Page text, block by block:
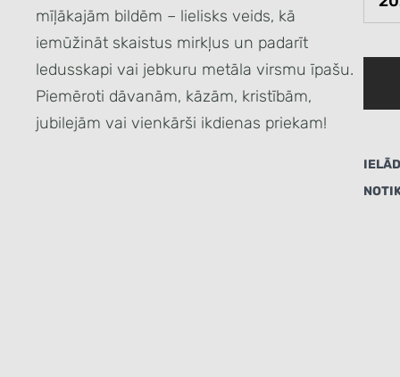
mīļākajām bildēm – lielisks veids, kā
iemūžināt skaistus mirkļus un padarīt
ledusskapi vai jebkuru metāla virsmu īpašu.
Piemēroti dāvanām, kāzām, kristībām,
jubilejām vai vienkārši ikdienas priekam!